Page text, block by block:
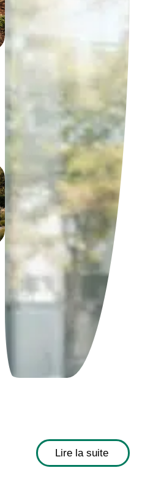
Lire la suite